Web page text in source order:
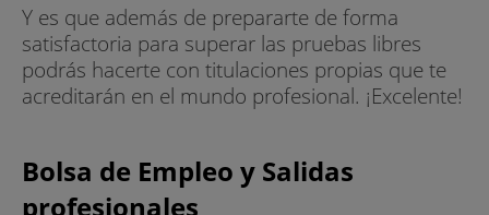
Y es que además de prepararte de forma
satisfactoria para superar las pruebas libres
podrás hacerte con titulaciones propias que te
acreditarán en el mundo profesional. ¡Excelente!
Bolsa de Empleo y Salidas
profesionales